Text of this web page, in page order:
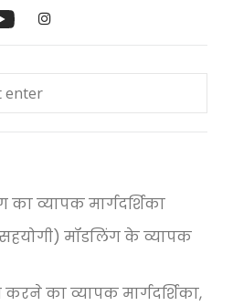
का व्यापक मार्गदर्शिका
सहयोगी) मॉडलिंग के व्यापक
करने का व्यापक मार्गदर्शिका,